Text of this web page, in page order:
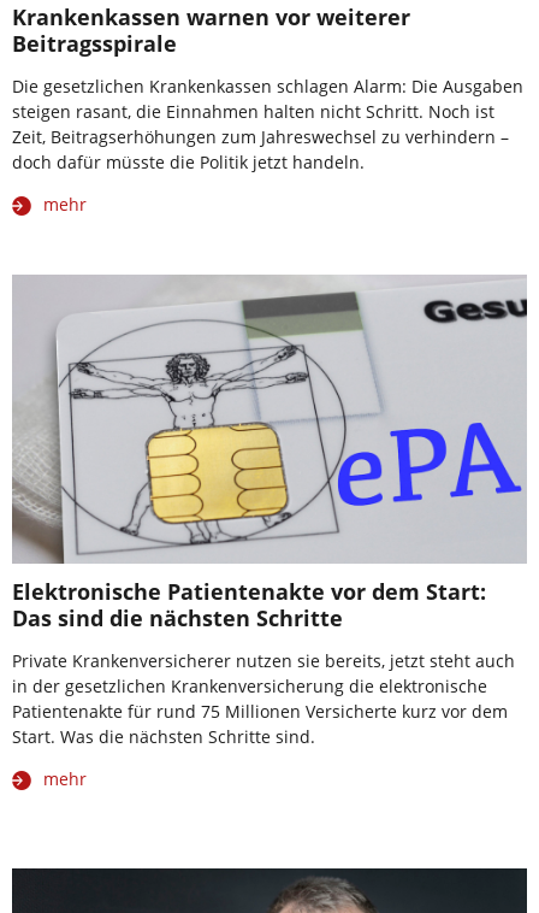
Krankenkassen warnen vor weiterer
Beitragsspirale
Die gesetzlichen Krankenkassen schlagen Alarm: Die Ausgaben
steigen rasant, die Einnahmen halten nicht Schritt. Noch ist
Zeit, Beitragserhöhungen zum Jahreswechsel zu verhindern –
doch dafür müsste die Politik jetzt handeln.
mehr
Elektronische Patientenakte vor dem Start:
Das sind die nächsten Schritte
Private Krankenversicherer nutzen sie bereits, jetzt steht auch
in der gesetzlichen Krankenversicherung die elektronische
Patientenakte für rund 75 Millionen Versicherte kurz vor dem
Start. Was die nächsten Schritte sind.
mehr